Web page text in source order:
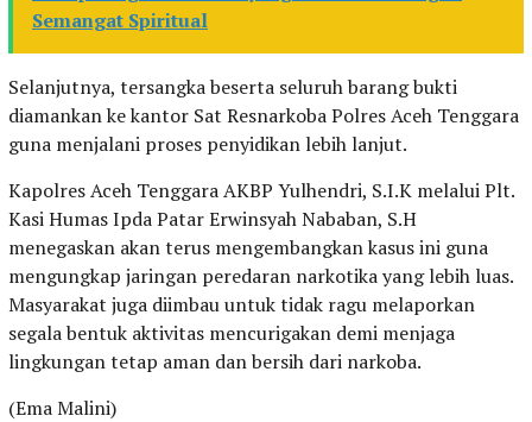
Semangat Spiritual
Selanjutnya, tersangka beserta seluruh barang bukti
diamankan ke kantor Sat Resnarkoba Polres Aceh Tenggara
guna menjalani proses penyidikan lebih lanjut.
Kapolres Aceh Tenggara AKBP Yulhendri, S.I.K melalui Plt.
Kasi Humas Ipda Patar Erwinsyah Nababan, S.H
menegaskan akan terus mengembangkan kasus ini guna
mengungkap jaringan peredaran narkotika yang lebih luas.
Masyarakat juga diimbau untuk tidak ragu melaporkan
segala bentuk aktivitas mencurigakan demi menjaga
lingkungan tetap aman dan bersih dari narkoba.
(Ema Malini)